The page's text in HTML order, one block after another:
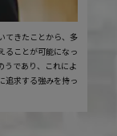
てきたことから、多
ることが可能になっ
うであり、これによ
追求する強みを持っ